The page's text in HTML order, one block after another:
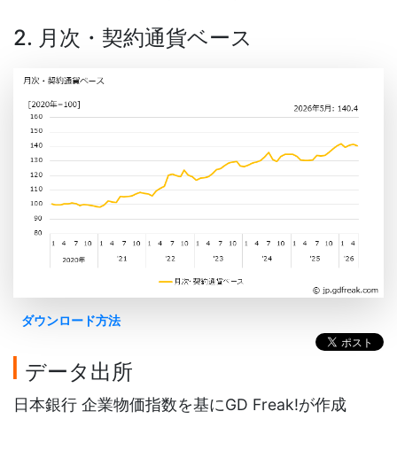
2. 月次・契約通貨ベース
ダウンロード方法
データ出所
日本銀行 企業物価指数を基にGD Freak!が作成